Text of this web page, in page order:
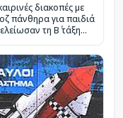
διακοπές με
πάνθηρα για παιδιά
τη Β΄ τάξη